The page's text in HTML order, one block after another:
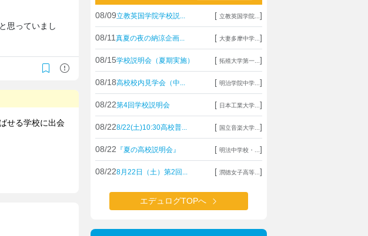
思っていまし
08/09立教英国学院学校説... [ 立教英国学院... ]
08/11 真夏の夜の納涼企画... [ 大妻多摩中学... ]
08/15学校説明会（夏期実施） [ 拓殖大学第一... ]
08/18高校校内見学会（中... [ 明治学院中学... ]
08/22第4回学校説明会 [ 日本工業大学... ]
08/228/22(土)10:30高校普... [ 国立音楽大学... ]
08/22 『夏の高校説明会』 [ 明法中学校・... ]
08/228月22日（土）第2回... [ 潤徳女子高等... ]
エデュログTOPへ